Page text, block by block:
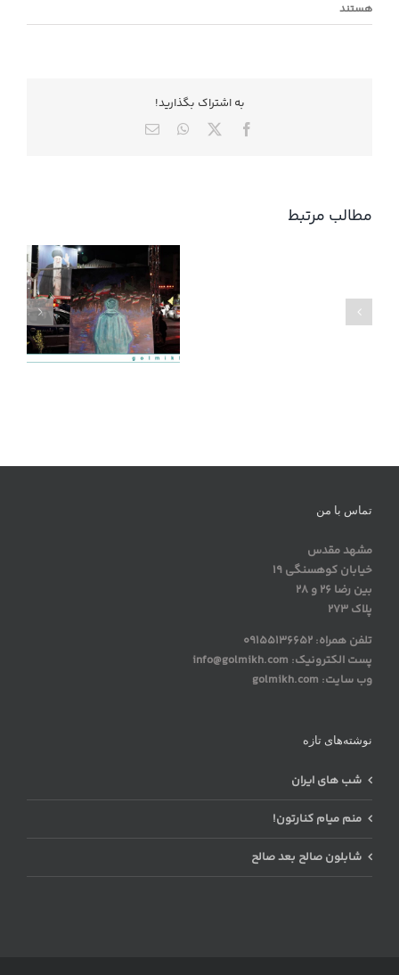
داوری
هستند
به اشتراك بگذاريد!
Facebook
X
WhatsApp
ایمیل
مطالب مرتبط
تماس با من
مشهد مقدس
خیابان کوهسنگی 19
بین رضا 26 و 28
پلاک 273
تلفن همراه: 09155136652
پست الکترونیک: info@golmikh.com
وب سایت: golmikh.com
نوشته‌های تازه
شب های ایران
منم میام کنارتون!
شابلون صالح بعد صالح